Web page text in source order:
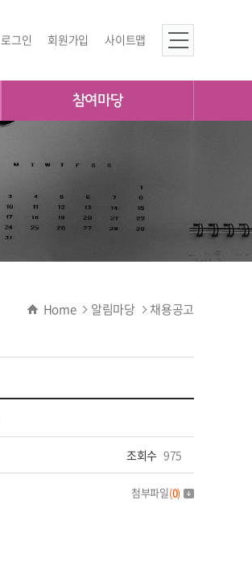
로그인 회원가입 사이트맵
참여마당
Home 알림마당 채용공고
조회수 975
첨부파일(0)